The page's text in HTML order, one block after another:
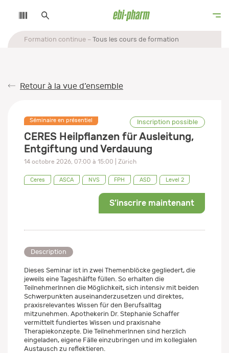
Formation continue Tous les cours de formation
Retour à la vue d’ensemble
Séminaire en présentiel Inscription possible
CERES Heilpflanzen für Ausleitung,
Entgiftung und Verdauung
14 octobre 2026, 07:00 à 15:00 | Zürich
Ceres ASCA NVS FPH ASD Level 2
S’inscrire maintenant
Description
Dieses Seminar ist in zwei Themenblöcke gegliedert, die
jeweils eine Tageshälfte füllen. So erhalten die
TeilnehmerInnen die Möglichkeit, sich intensiv mit beiden
Schwerpunkten auseinanderzusetzen und direktes,
praxisrelevantes Wissen für den Berufsalltag
mitzunehmen. Apothekerin Dr. Stephanie Schaffer
vermittelt fundiertes Wissen und praxisnahe
Therapiekonzepte. Die TeilnehmerInnen sind herzlich
eingeladen, eigene Fälle einzubringen und im kollegialen
Austausch zu reflektieren.